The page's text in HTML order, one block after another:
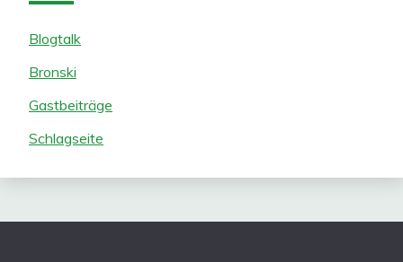
Blogtalk
Bronski
Gastbeiträge
Schlagseite